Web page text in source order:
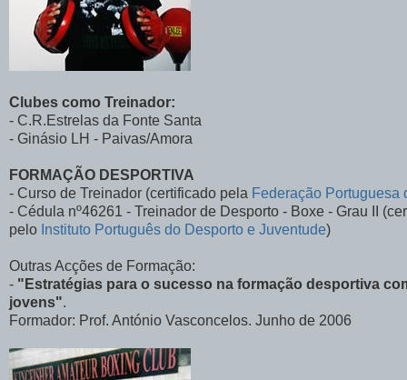
Clubes como Treinador:
- C.R.Estrelas da Fonte Santa
- Ginásio LH - Paivas/Amora
FORMAÇÃO DESPORTIVA
- Curso de Treinador (certificado pela Federação Portuguesa
- Cédula nº46261 - Treinador de Desporto - Boxe - Grau II
pelo Instituto Português do Desporto e Juventude)
Outras Acções de Formação:
- "Estratégias para o sucesso na formação desportiva
jovens".
Formador: Prof. António Vasconcelos. Junho de 2006